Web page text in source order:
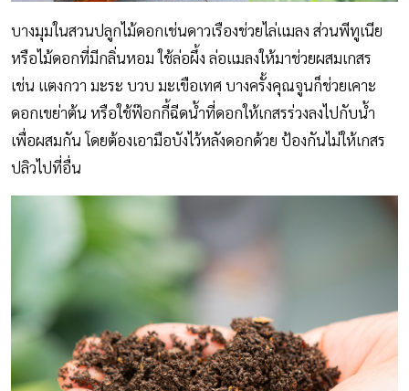
บางมุมในสวนปลูกไม้ดอกเช่นดาวเรืองช่วยไล่แมลง ส่วนพีทูเนีย
หรือไม้ดอกที่มีกลิ่นหอม ใช้ล่อผึ้ง ล่อแมลงให้มาช่วยผสมเกสร
เช่น แตงกวา มะระ บวบ มะเขือเทศ บางครั้งคุณจูนก็ช่วยเคาะ
ดอกเขย่าต้น หรือใช้ฟ๊อกกี้ฉีดน้ำที่ดอกให้เกสรร่วงลงไปกับน้ำ
เพื่อผสมกัน โดยต้องเอามือบังไว้หลังดอกด้วย ป้องกันไม่ให้เกสร
ปลิวไปที่อื่น